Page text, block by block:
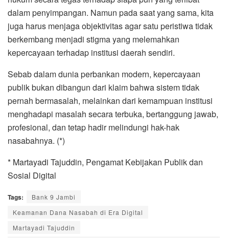
dalam penyimpangan. Namun pada saat yang sama, kita
juga harus menjaga objektivitas agar satu peristiwa tidak
berkembang menjadi stigma yang melemahkan
kepercayaan terhadap institusi daerah sendiri.
Sebab dalam dunia perbankan modern, kepercayaan
publik bukan dibangun dari klaim bahwa sistem tidak
pernah bermasalah, melainkan dari kemampuan institusi
menghadapi masalah secara terbuka, bertanggung jawab,
profesional, dan tetap hadir melindungi hak-hak
nasabahnya. (*)
* Martayadi Tajuddin, Pengamat Kebijakan Publik dan
Sosial Digital
Tags:
Bank 9 Jambi
Keamanan Dana Nasabah di Era Digital
Martayadi Tajuddin